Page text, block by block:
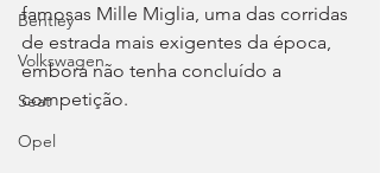
Bentley
Volkswagen
Seat
Opel
famosas Mille Miglia, uma das corridas
de estrada mais exigentes da época,
embora não tenha concluído a
competição.